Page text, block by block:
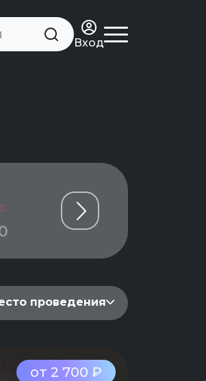
Вход
Пн.
21 22
проведения
от 2 700 ₽